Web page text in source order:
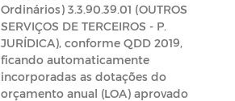
Ordinários) 3.3.90.39.01 (OUTROS
SERVIÇOS DE TERCEIROS - P.
JURÍDICA), conforme QDD 2019,
ficando automaticamente
incorporadas as dotações do
orçamento anual (LOA) aprovado